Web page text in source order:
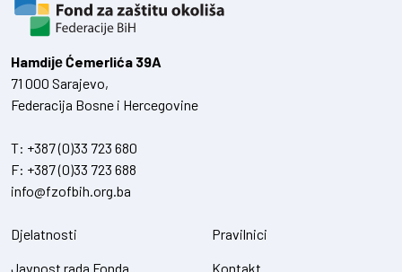
Hamdiје Ćemerlića 39A
71 000 Sarajevo,
Federacija Bosne i Hercegovine
T: +387 (0)33 723 680
F: +387 (0)33 723 688
info@fzofbih.org.ba
Djelatnosti
Javnost rada Fonda
Pravilnici
Kontakt